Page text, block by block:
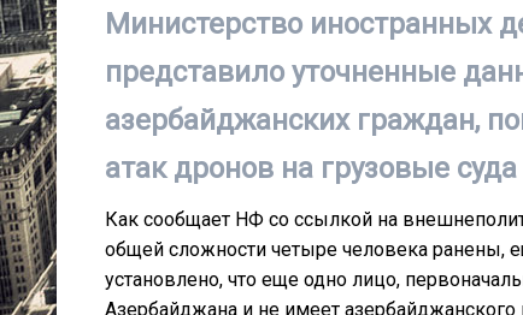
Министерство иностранных
представило уточненные
азербайджанских граждан,
атак дронов на грузовые
Как сообщает НФ со ссылкой на
общей сложности четыре человека ранены,
установлено, что еще одно лицо,
Азербайджана и не имеет